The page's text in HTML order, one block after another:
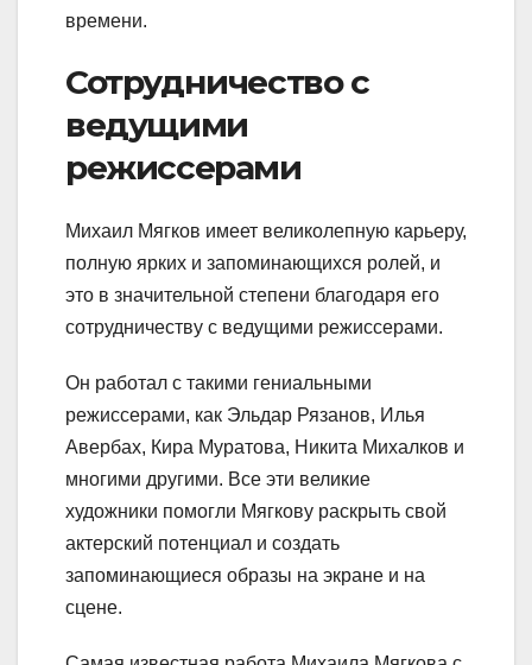
времени.
Сотрудничество с
ведущими
режиссерами
Михаил Мягков имеет великолепную карьеру,
полную ярких и запоминающихся ролей, и
это в значительной степени благодаря его
сотрудничеству с ведущими режиссерами.
Он работал с такими гениальными
режиссерами, как Эльдар Рязанов, Илья
Авербах, Кира Муратова, Никита Михалков и
многими другими. Все эти великие
художники помогли Мягкову раскрыть свой
актерский потенциал и создать
запоминающиеся образы на экране и на
сцене.